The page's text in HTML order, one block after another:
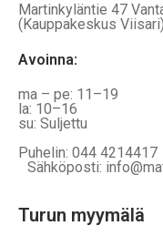
Martinkyläntie 47
(Kauppakeskus Viisari)
Avoinna:
ma – pe: 11–19
la: 10–16
su: Suljettu
Puhelin: 044 4214417
Sähköposti:
Turun myymälä